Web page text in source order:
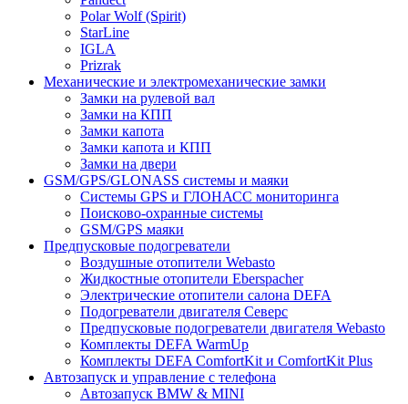
Polar Wolf (Spirit)
StarLine
IGLA
Prizrak
Механические и электромеханические замки
Замки на рулевой вал
Замки на КПП
Замки капота
Замки капота и КПП
Замки на двери
GSM/GPS/GLONASS системы и маяки
Системы GPS и ГЛОНАСС мониторинга
Поисково-охранные системы
GSM/GPS маяки
Предпусковые подогреватели
Воздушные отопители Webasto
Жидкостные отопители Eberspacher
Электрические отопители салона DEFA
Подогреватели двигателя Северс
Предпусковые подогреватели двигателя Webasto
Комплекты DEFA WarmUp
Комплекты DEFA ComfortKit и ComfortKit Plus
Автозапуск и управление с телефона
Автозапуск BMW & MINI